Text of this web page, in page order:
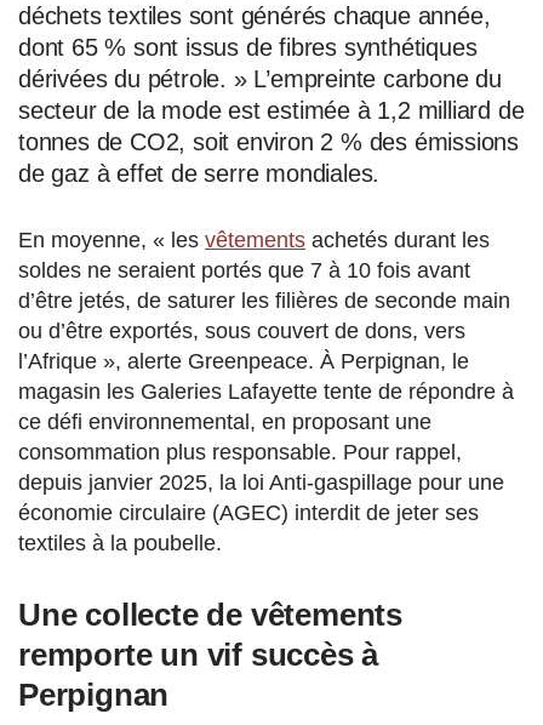
déchets textiles sont générés chaque année,
dont 65 % sont issus de fibres synthétiques
dérivées du pétrole. » L’empreinte carbone du
secteur de la mode est estimée à 1,2 milliard de
tonnes de CO2, soit environ 2 % des émissions
de gaz à effet de serre mondiales.
En moyenne, « les vêtements achetés durant les
soldes ne seraient portés que 7 à 10 fois avant
d’être jetés, de saturer les filières de seconde main
ou d’être exportés, sous couvert de dons, vers
l’Afrique », alerte Greenpeace. À Perpignan, le
magasin les Galeries Lafayette tente de répondre à
ce défi environnemental, en proposant une
consommation plus responsable. Pour rappel,
depuis janvier 2025, la loi Anti-gaspillage pour une
économie circulaire (AGEC) interdit de jeter ses
textiles à la poubelle.
Une collecte de vêtements
remporte un vif succès à
Perpignan